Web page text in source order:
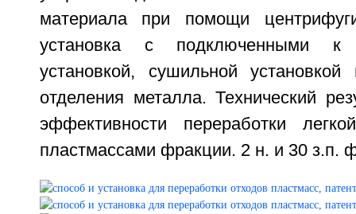
материала при помощи
установка с подключенными к
установкой, сушильной
отделения металла. Технический
эффективности переработки
пластмассами фракции. 2 н. и 30 з.п.